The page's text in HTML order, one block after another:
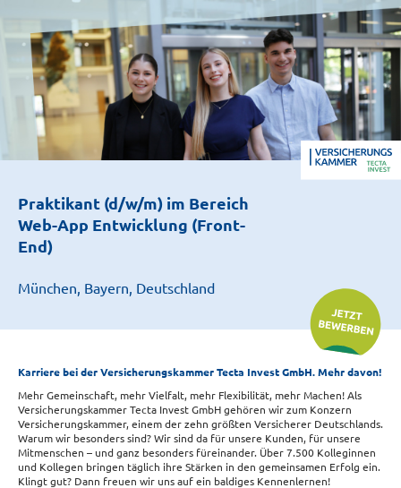
Praktikant (d/w/m) im Bereich
Web-App Entwicklung (Front-
End)
München, Bayern, Deutschland
Karriere bei der Versicherungskammer Tecta Invest GmbH. Mehr davon!
Mehr Gemeinschaft, mehr Vielfalt, mehr Flexibilität, mehr Machen! Als
Versicherungskammer Tecta Invest GmbH gehören wir zum Konzern
Versicherungskammer, einem der zehn größten Versicherer Deutschlands.
Warum wir besonders sind? Wir sind da für unsere Kunden, für unsere
Mitmenschen – und ganz besonders füreinander. Über 7.500 Kolleginnen
und Kollegen bringen täglich ihre Stärken in den gemeinsamen Erfolg ein.
Klingt gut? Dann freuen wir uns auf ein baldiges Kennenlernen!